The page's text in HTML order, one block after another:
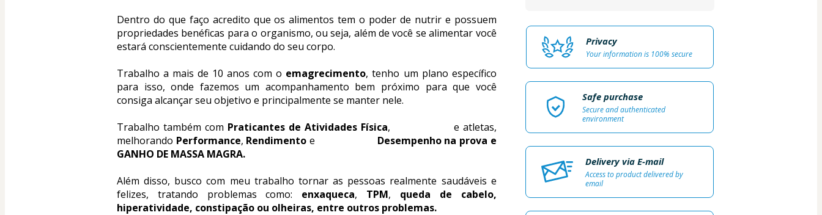
Dentro do que faço acredito que os alimentos tem o poder de nutrir e possuem
propriedades benéficas para o organismo, ou seja, além de você se alimentar você
estará conscientemente cuidando do seu corpo.
Trabalho a mais de 10 anos com o emagrecimento, tenho um plano específico
para isso, onde fazemos um acompanhamento bem próximo para que você
consiga alcançar seu objetivo e principalmente se manter nele.
Trabalho também com Praticantes de Atividades Física,                 e atletas,
melhorando Performance, Rendimento e Desempenho na prova e
GANHO DE MASSA MAGRA.
Além disso, busco com meu trabalho tornar as pessoas realmente saudáveis e
felizes, tratando problemas como: enxaqueca, TPM, queda de cabelo,
hiperatividade, constipação ou olheiras, entre outros problemas.
Privacy
Your information is 100% secure
Safe purchase
Secure and authenticated
environment
Delivery via E-mail
Access to product delivered by
email